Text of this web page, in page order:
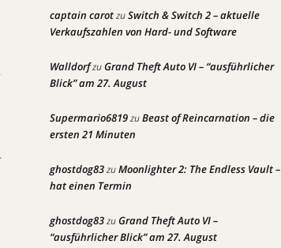
captain carotzuSwitch & Switch 2 – aktuelle
Verkaufszahlen von Hard- und Software
WalldorfzuGrand Theft Auto VI – “ausführlicher
Blick” am 27. August
Supermario6819zuBeast of Reincarnation – die
ersten 21 Minuten
ghostdog83zuMoonlighter 2: The Endless Vault –
hat einen Termin
ghostdog83zuGrand Theft Auto VI –
“ausführlicher Blick” am 27. August